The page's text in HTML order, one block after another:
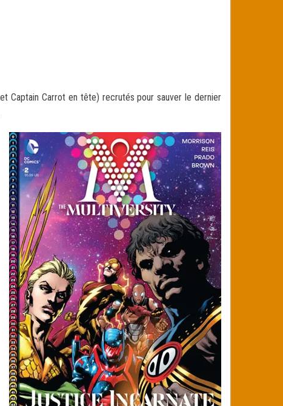
Captain Carrot en tête) recrutés pour sauver le dernier